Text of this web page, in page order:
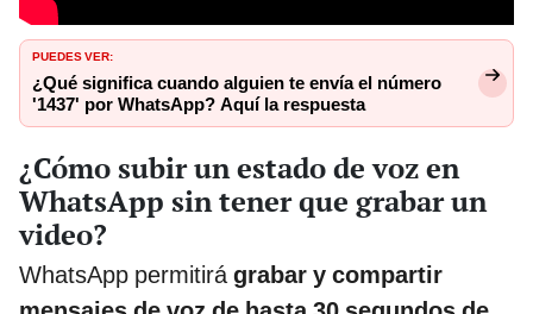
PUEDES VER:
¿Qué significa cuando alguien te envía el número
'1437' por WhatsApp? Aquí la respuesta
¿Cómo subir un estado de voz en
WhatsApp sin tener que grabar un
video?
WhatsApp permitirá grabar y compartir